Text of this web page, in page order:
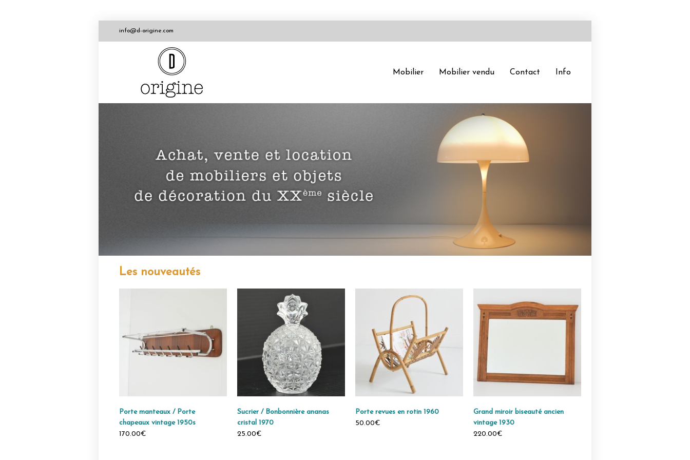
info@d-origine.com
Mobilier Mobilier vendu Contact Info
Les nouveautés
Porte manteaux / Porte
chapeaux vintage 1950s
170.00€
Sucrier / Bonbonnière ananas
cristal 1970
25.00€
Porte revues en rotin 1960
50.00€
Grand miroir biseauté ancien
vintage 1930
220.00€